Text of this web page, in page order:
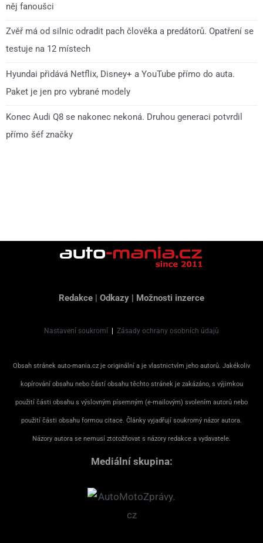
něj fanoušci
Zvěř má od silnic odradit pach člověka a predátorů. Opatření se
testuje na 12 místech
Hyundai přidává Netflix, Disney+ a YouTube přímo do auta.
Paket je jen pro vybrané modely
Konec Audi Q8 se nakonec nekoná. Druhou generaci potvrdil
přímo šéf značky
Redakce Odkazy Možnosti inzerce
Nastavení soukromí | Zásady ochrany osobních údajů
Obsah stránek auto-mania.cz je originální a je vlastnictvím jeho autorů. Jakékoliv
kopírování obsahu nebo částí obsahu těchto stránek je zakázáno, s výjimkou
použití části obsahu s výslovným písemným (e-mailovým) svolením autorů nebo
použití části obsahu formou citace. Články vyjadřují soukromý názor autora.
Názory autora se nemusí ztotožňovat s názory redakce a vydavatele.
Mediální skupina: